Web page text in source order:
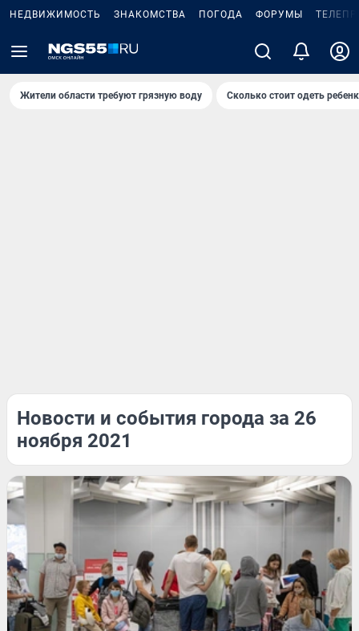
НЕДВИЖИМОСТЬ ЗНАКОМСТВА ПОГОДА ФОРУМЫ
Жители области требуют грязную воду Сколько стоит одеть
Новости и события города за 26
ноября 2021